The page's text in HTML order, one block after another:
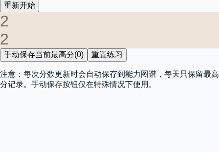
重新开始
2
2
手动保存当前最高分(0) 重置练习
注意：每次分数更新时会自动保存到能力图谱，每天只保留最高
分记录。手动保存按钮仅在特殊情况下使用。